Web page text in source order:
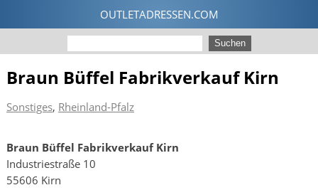
Braun Büffel Fabrikverkauf Kirn
Sonstiges, Rheinland-Pfalz
Braun Büffel Fabrikverkauf Kirn
Industriestraße 10
55606 Kirn